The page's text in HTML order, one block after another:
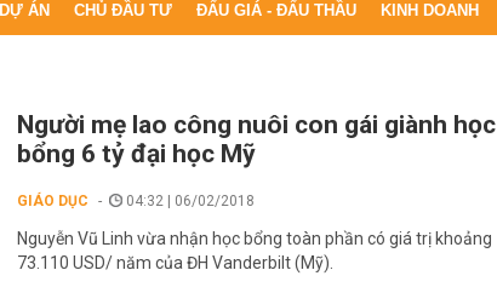
DỰ ÁN CHỦ ĐẦU TƯ ĐẤU GIÁ - ĐẤU THẦU KINH DOANH
Người mẹ lao công nuôi con gái giành học
bổng 6 tỷ đại học Mỹ
GIÁO DỤC 04:32 | 06/02/2018
Nguyễn Vũ Linh vừa nhận học bổng toàn phần có giá trị khoảng
73.110 USD/ năm của ĐH Vanderbilt (Mỹ).